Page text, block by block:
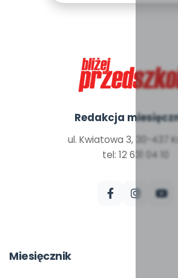
Redakcja
ul. Kwiatowa 3, 30-437
tel: 12 631 04 10
Miesięcznik